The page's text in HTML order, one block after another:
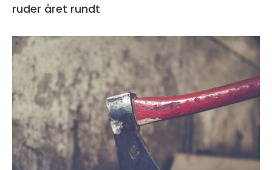
ruder året rundt